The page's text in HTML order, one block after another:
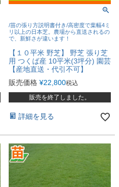
/苗の張り方説明書付き/高密度で葉幅4ミ
リ以上の日本芝。農場から直送されるの
で、新鮮さが違います！
【１０平米 野芝】 野芝 張り芝
用 つくば産 10平米(3坪分) 園芸
【産地直送・代引不可】
販売価格 ¥22,800税込
販売を終了しました。
詳細を見る